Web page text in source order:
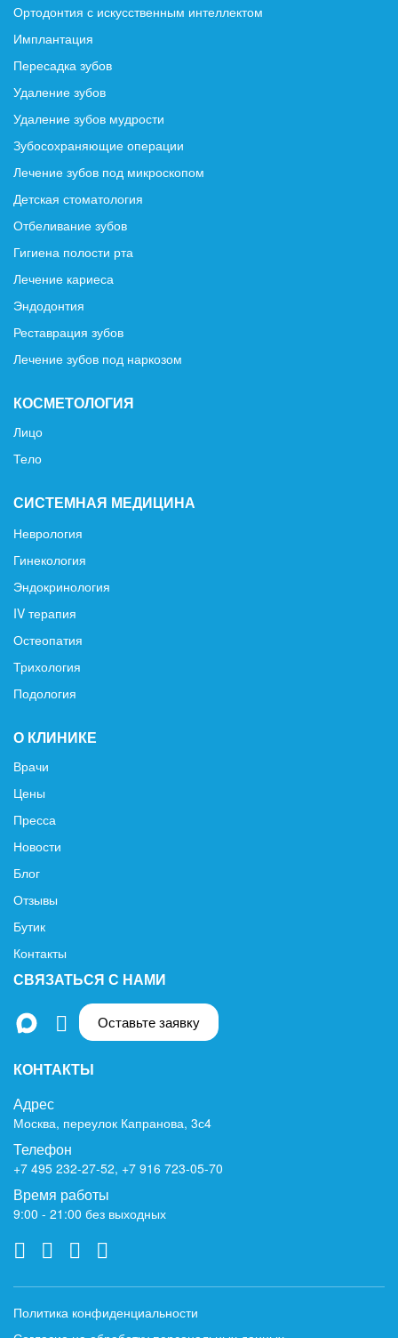
Ортодонтия с искусственным интеллектом
Имплантация
Пересадка зубов
Удаление зубов
Удаление зубов мудрости
Зубосохраняющие операции
Лечение зубов под микроскопом
Детская стоматология
Отбеливание зубов
Гигиена полости рта
Лечение кариеса
Эндодонтия
Реставрация зубов
Лечение зубов под наркозом
КОСМЕТОЛОГИЯ
Лицо
Тело
СИСТЕМНАЯ МЕДИЦИНА
Неврология
Гинекология
Эндокринология
IV терапия
Остеопатия
Трихология
Подология
О КЛИНИКЕ
Врачи
Цены
Пресса
Новости
Блог
Отзывы
Бутик
Контакты
СВЯЗАТЬСЯ С НАМИ
Оставьте заявку
КОНТАКТЫ
Адрес
Москва, переулок Капранова, 3с4
Телефон
+7 495 232-27-52, +7 916 723-05-70
Время работы
9:00 - 21:00 без выходных
Политика конфиденциальности